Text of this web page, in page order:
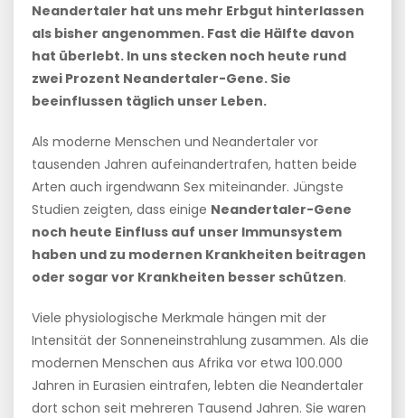
Neandertaler hat uns mehr Erbgut hinterlassen
als bisher angenommen. Fast die Hälfte davon
hat überlebt. In uns stecken noch heute rund
zwei Prozent Neandertaler-Gene. Sie
beeinflussen täglich unser Leben.
Als moderne Menschen und Neandertaler vor
tausenden Jahren aufeinandertrafen, hatten beide
Arten auch irgendwann Sex miteinander. Jüngste
Studien zeigten, dass einige Neandertaler-Gene
noch heute Einfluss auf unser Immunsystem
haben und zu modernen Krankheiten beitragen
oder sogar vor Krankheiten besser schützen.
Viele physiologische Merkmale hängen mit der
Intensität der Sonneneinstrahlung zusammen. Als die
modernen Menschen aus Afrika vor etwa 100.000
Jahren in Eurasien eintrafen, lebten die Neandertaler
dort schon seit mehreren Tausend Jahren. Sie waren